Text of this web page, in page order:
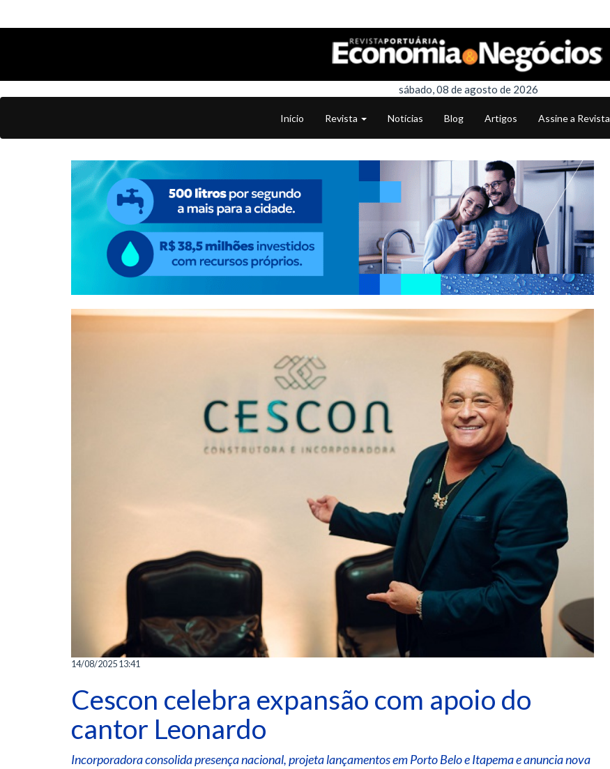
sábado, 08 de agosto de 2026
Início Revista Notícias Blog Artigos Assine a Revista
14/08/2025 13:41
Cescon celebra expansão com apoio do
cantor Leonardo
Incorporadora consolida presença nacional, projeta lançamentos em Porto Belo e Itapema e anuncia nova